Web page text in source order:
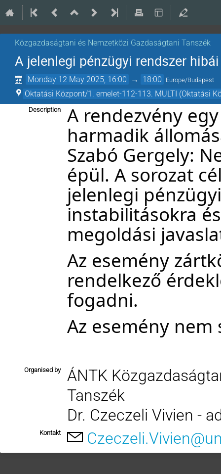
Közgazdaságtani és Nemzetközi Gazdaságtani Tanszék
A jelenlegi pénzügyi rendszer hibái
Monday 12 May 2025, 16:00 → 18:00 Europe/Budapest
Oktatási Központ/1. emelet-112-113. MULTI (Oktatási
Description
A rendezvény
harmadik
Szabó Gergely:
épül. A sorozat
jelenlegi
instabilitásokra
megoldási
Az esemény
rendelkező
fogadni.
Az esemény
Organised by
ÁNTK
Tanszék
Dr. Czeczeli Vivien -
Kontakt